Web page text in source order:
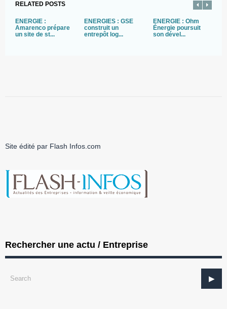
RELATED POSTS
ENERGIE :
Amarenco prépare
un site de st...
ENERGIES : GSE
construit un
entrepôt log...
ÉNERGIE : Ohm
Énergie poursuit
son dével...
Site édité par Flash Infos.com
Rechercher une actu / Entreprise